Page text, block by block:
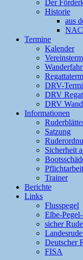
Der
Historie
aus
Termine
Kalender
DRV-
DRV
DRV
Informationen
Satzung
Sicherheit
Trainer
Berichte
Links
Flusspegel
Elbe-
sicher
Deutscher
FISA